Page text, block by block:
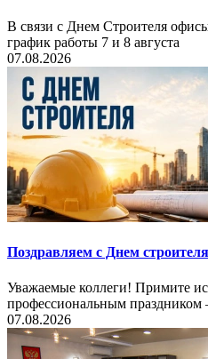
В связи с Днем Строителя
график работы 7 и 8 августа
07.08.2026
Поздравляем с Днем
Уважаемые коллеги! Примите
профессиональным праздником
07.08.2026